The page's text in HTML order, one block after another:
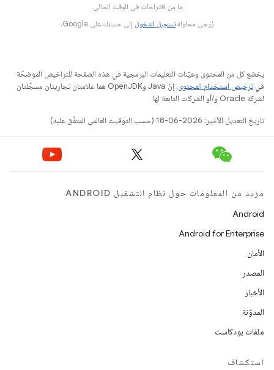
ما من اقتراحات في الوقت الحالي.
يُرجى محاولة تسجيل الدخول إلى حسابك على Google.
يخضع كل من المحتوى وعيّنات التعليمات البرمجية في هذه الصفحة للتراخيص الموضحّة
فيترخيص استخدام المحتوى
. إنّ Java وOpenJDK هما علامتان تجاريتان مسجَّلتان
لشركة Oracle و/أو الشركات التابعة لها.
تاريخ التعديل الأخير: 2026-06-18 (حسب التوقيت العالمي المتفَّق عليه)
مزيد من المعلومات حول نظام التشغيل ANDROID
Android
Android for Enterprise
الأمان
المصدر
الأخبار
المدوّنة
ملفات بودكاست
استكشاف